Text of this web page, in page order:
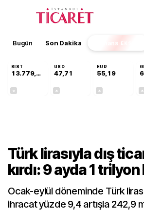
Bugün Son Dakika Finans EKSTRA
BIST
13.779,39
USD
47,71
EUR
55,19
Türk lirasıyla dış
kırdı: 9 ayda 1 trilyon
Ocak-eylül döneminde Türk
ihracat yüzde 9,4 artışla 242,9